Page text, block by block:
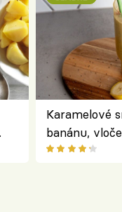
Karamelové
banánu,
snídaně do